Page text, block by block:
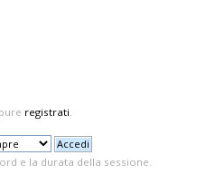
registrati.
e la durata della sessione.